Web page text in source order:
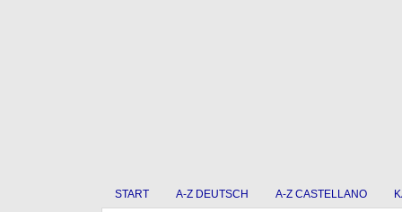
START A-Z DEUTSCH A-Z CASTELLANO